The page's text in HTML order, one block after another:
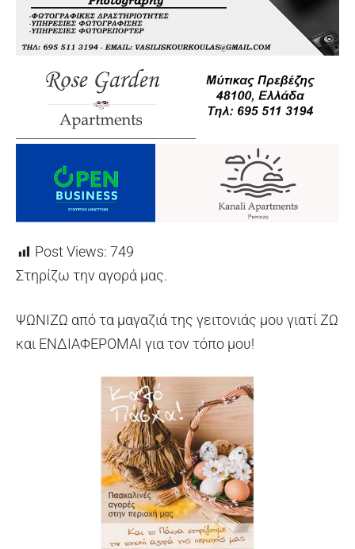
Post Views: 749
Στηρίζω την αγορά μας.
ΨΩΝΙΖΩ από τα μαγαζιά της γειτονιάς μου γιατί ΖΩ
και ΕΝΔΙΑΦΕΡΟΜΑΙ για τον τόπο μου!